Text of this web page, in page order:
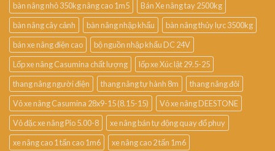
bàn nâng nhỏ 350kg nâng cao 1m5
Bán Xe nâng tay 2500kg
bàn nâng cây cảnh
bàn nâng nhập khẩu
bàn nâng thủy lực 3500kg
bán xe nâng điện cao
bộ nguồn nhập khẩu DC 24V
Lốp xe nâng Casumina chất lượng
lốp xe Xúc lật 29.5-25
thang nâng người điện
thang nâng tự hành 8m
thang nâng đôi
Vỏ xe nâng Casumina 28x9-15 (8.15-15)
Vỏ xe nâng DEESTONE
Vỏ đặc xe nâng Pio 5.00-8
xe nâng bán tự động quay đổ phuy
xe nâng cao 1 tấn cao 1m6
xe nâng cao 2 tấn 1m6